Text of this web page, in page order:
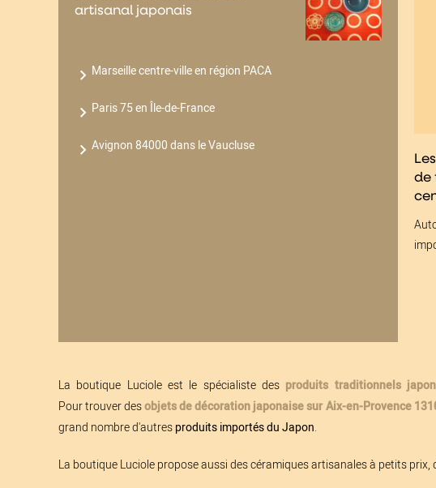
artisanal japonais
Marseille centre-ville en région PACA
Paris 75 en Île-de-France
Avignon 84000 dans le Vaucluse
de
La boutique Luciole est le spécialiste des produits traditionnels
Pour trouver desobjets de décoration japonaise sur Aix-en-Provence
grand nombre d'autres produits importés du Japon.
La boutique Luciole propose aussi des céramiques artisanales à petits prix,